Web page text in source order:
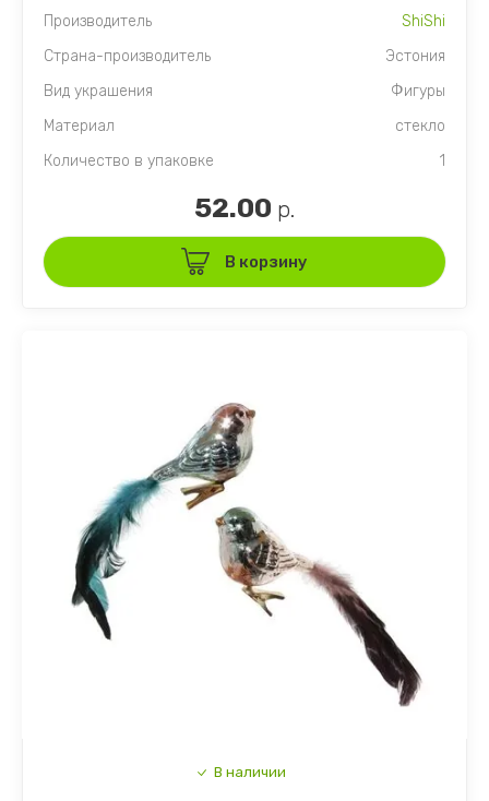
Производитель
ShiShi
Страна-производитель
Эстония
Вид украшения
Фигуры
Материал
стекло
Количество в упаковке
1
52.00 р.
В корзину
В наличии